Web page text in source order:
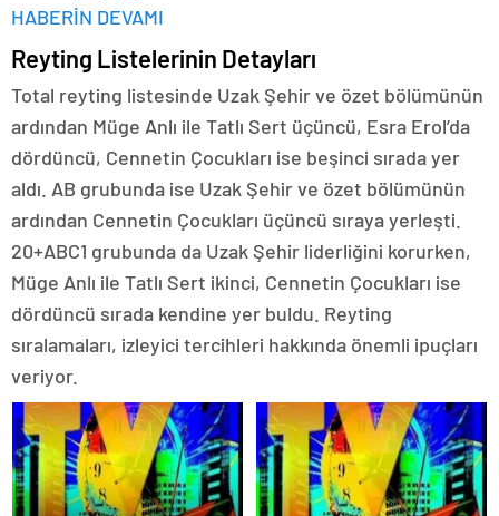
HABERİN DEVAMI
Reyting Listelerinin Detayları
Total reyting listesinde Uzak Şehir ve özet bölümünün
ardından Müge Anlı ile Tatlı Sert üçüncü, Esra Erol’da
dördüncü, Cennetin Çocukları ise beşinci sırada yer
aldı. AB grubunda ise Uzak Şehir ve özet bölümünün
ardından Cennetin Çocukları üçüncü sıraya yerleşti.
20+ABC1 grubunda da Uzak Şehir liderliğini korurken,
Müge Anlı ile Tatlı Sert ikinci, Cennetin Çocukları ise
dördüncü sırada kendine yer buldu. Reyting
sıralamaları, izleyici tercihleri hakkında önemli ipuçları
veriyor.